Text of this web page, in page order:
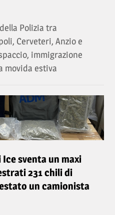
Polizia tra
Cerveteri, Anzio e
immigrazione
movida estiva
sventa un maxi
231 chili di
un camionista